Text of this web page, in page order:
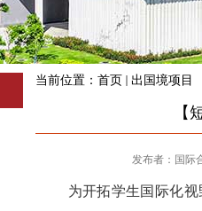
当前位置： 首页 出国境项目
【
发布者：国际
为开拓学生国际化